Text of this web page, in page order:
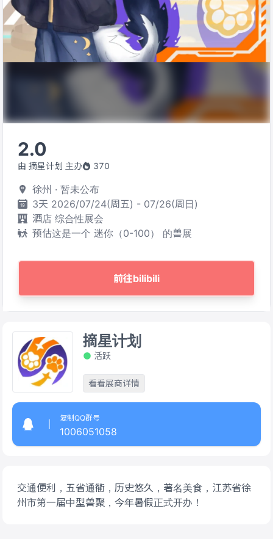
2.0
由 摘星计划 主办 370
徐州 · 暂未公布
3天 2026/07/24(周五) - 07/26(周日)
酒店 综合性展会
预估这是一个 迷你（0-100） 的兽展
前往bilibili
交通便利，五省通衢，历史悠久，著名美食，江苏省徐
州市第一届中型兽聚，今年暑假正式开办！
摘星计划
活跃
看看展商详情
复制QQ群号
1006051058​